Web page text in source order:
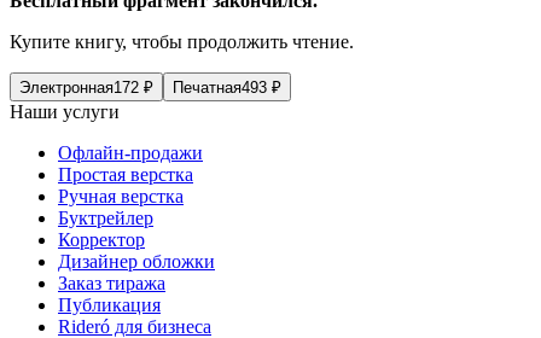
Купите книгу, чтобы продолжить чтение.
Электронная172 ₽ Печатная493 ₽
Наши услуги
Офлайн-продажи
Простая верстка
Ручная верстка
Буктрейлер
Корректор
Дизайнер обложки
Заказ тиража
Публикация
Rideró для бизнеса